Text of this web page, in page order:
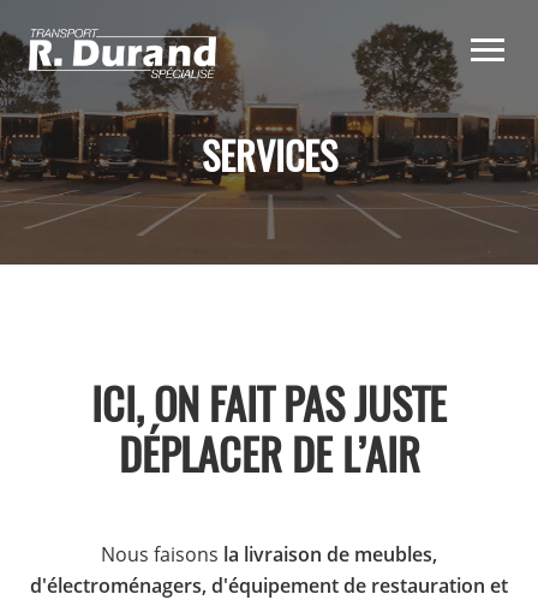
SERVICES
ICI, ON FAIT PAS JUSTE
DÉPLACER DE L’AIR
Nous faisons la livraison de meubles,
d'électroménagers, d'équipement de restauration et